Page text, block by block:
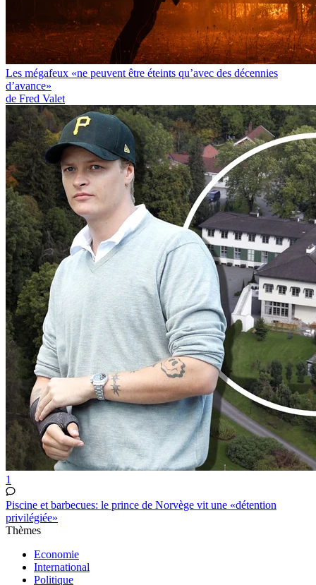
Les mégafeux «ne peuvent être éteints qu’avec des décennies
d’avance»
de Fred Valet
1
Piscine et barbecues: le prince de Norvège vit une «détention
privilégiée»
Thèmes
Economie
International
Politique